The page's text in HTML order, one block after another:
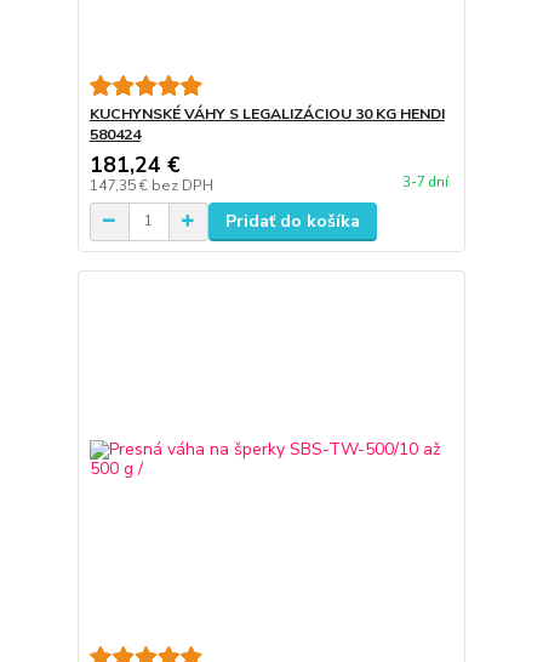
KUCHYNSKÉ VÁHY S LEGALIZÁCIOU 30 KG HENDI
580424
181,24 €
147,35 € bez DPH 3-7 dní
Pridať do košíka